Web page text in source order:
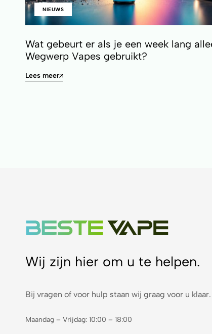
NIEUWS
Wat gebeurt er als je een week lang
Wegwerp Vapes gebruikt?
Lees meer
Wij zijn hier om u te helpen.
Bij vragen of voor hulp staan wij graag voor u klaar.
Maandag – Vrijdag: 10:00 – 18:00